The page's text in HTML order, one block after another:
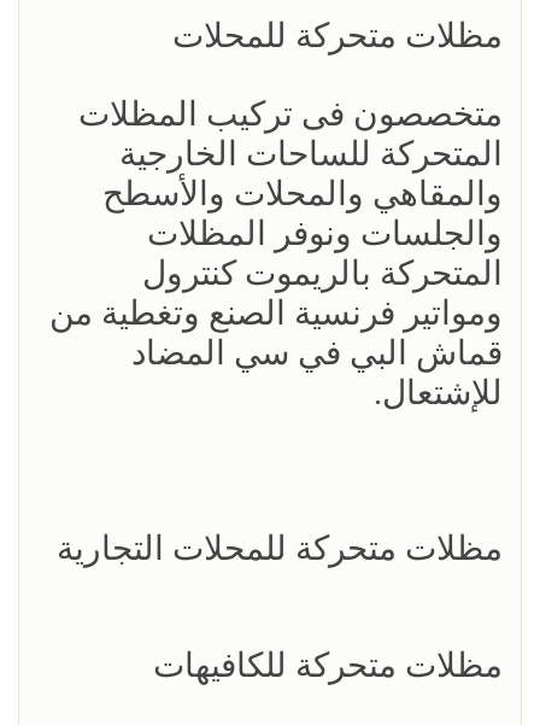
مظلات متحركة للمحلات
متخصصون فى تركيب المظلات
المتحركة للساحات الخارجية
والمقاهي والمحلات والأسطح
والجلسات ونوفر المظلات
المتحركة بالريموت كنترول
ومواتير فرنسية الصنع وتغطية من
قماش البي في سي المضاد
للإشتعال.
مظلات متحركة للمحلات التجارية
مظلات متحركة للكافيهات